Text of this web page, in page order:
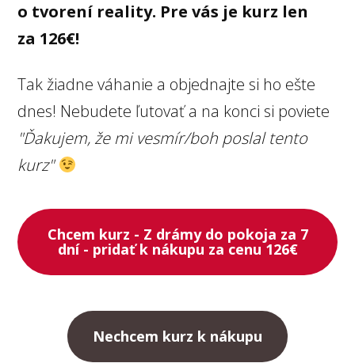
o tvorení reality. Pre vás je kurz len
za 126€!
Tak žiadne váhanie a objednajte si ho ešte
dnes! Nebudete ľutovať a na konci si poviete
"Ďakujem, že mi vesmír/boh poslal tento
kurz"
Chcem kurz - Z drámy do pokoja za 7
dní - pridať k nákupu za cenu 126€
Nechcem kurz k nákupu